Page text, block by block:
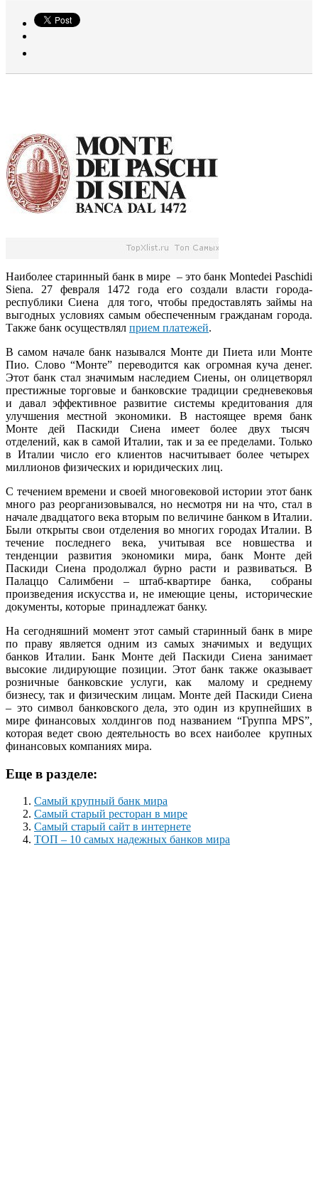
Наиболее старинный банк в мире – это банк Montedei Paschidi
Siena. 27 февраля 1472 года его создали власти города-
республики Сиена для того, чтобы предоставлять займы на
выгодных условиях самым обеспеченным гражданам города.
Также банк осуществлял прием платежей.
В самом начале банк назывался Монте ди Пиета или Монте
Пио. Слово “Монте” переводится как огромная куча денег.
Этот банк стал значимым наследием Сиены, он олицетворял
престижные торговые и банковские традиции средневековья
и давал эффективное развитие системы кредитования для
улучшения местной экономики. В настоящее время банк
Монте дей Паскиди Сиена имеет более двух тысяч
отделений, как в самой Италии, так и за ее пределами. Только
в Италии число его клиентов насчитывает более четырех
миллионов физических и юридических лиц.
С течением времени и своей многовековой истории этот банк
много раз реорганизовывался, но несмотря ни на что, стал в
начале двадцатого века вторым по величине банком в Италии.
Были открыты свои отделения во многих городах Италии. В
течение последнего века, учитывая все новшества и
тенденции развития экономики мира, банк Монте дей
Паскиди Сиена продолжал бурно расти и развиваться. В
Палаццо Салимбени – штаб-квартире банка, собраны
произведения искусства и, не имеющие цены, исторические
документы, которые принадлежат банку.
На сегодняшний момент этот самый старинный банк в мире
по праву является одним из самых значимых и ведущих
банков Италии. Банк Монте дей Паскиди Сиена занимает
высокие лидирующие позиции. Этот банк также оказывает
розничные банковские услуги, как малому и среднему
бизнесу, так и физическим лицам. Монте дей Паскиди Сиена
– это символ банковского дела, это один из крупнейших в
мире финансовых холдингов под названием “Группа MPS”,
которая ведет свою деятельность во всех наиболее крупных
финансовых компаниях мира.
Еще в разделе:
Самый крупный банк мира
Самый старый ресторан в мире
Самый старый сайт в интернете
ТОП – 10 самых надежных банков мира